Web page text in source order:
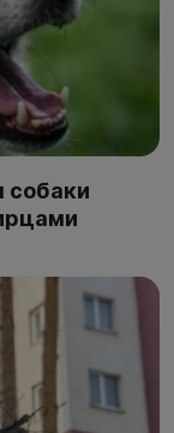
собаки